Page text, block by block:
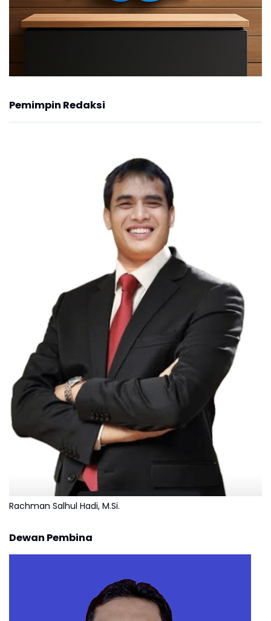
Pemimpin Redaksi
Rachman Salhul Hadi, M.Si.
Dewan Pembina